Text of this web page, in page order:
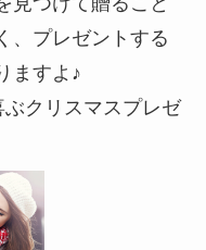
、プレゼントする
ますよ♪
クリスマスプレゼ